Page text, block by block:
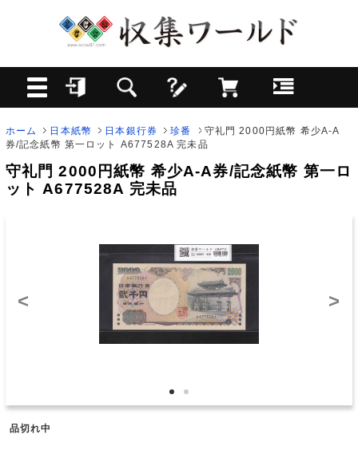
ホーム 日本紙幣 日本銀行券 珍番
守礼門 2000円紙幣 希少A-A
券/記念紙幣 第一ロット A677528A 完未品
守礼門 2000円紙幣 希少A-A券/記念紙幣 第一ロ
ット A677528A 完未品
< >
品切れ中